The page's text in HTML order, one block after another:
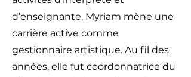
d’enseignante, Myriam mène une
carrière active comme
gestionnaire artistique. Au fil des
années, elle fut coordonnatrice du